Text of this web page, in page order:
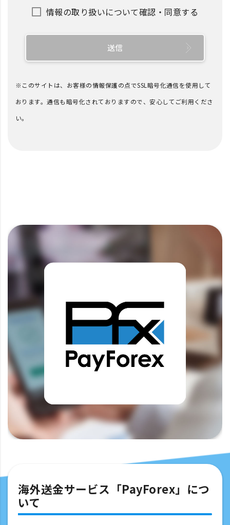
情報の取り扱いについて確認・同意する
送信
※このサイトは、お客様の情報保護の点でSSL暗号化通信を使用して
おります。通信も暗号化されておりますので、安心してご利用くださ
い。
海外送金サービス「PayForex」につ
いて